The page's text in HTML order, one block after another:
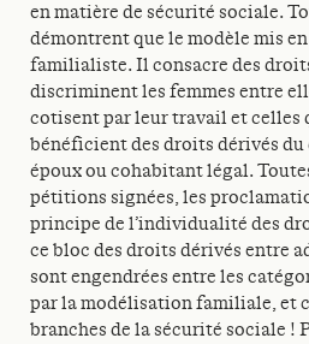
en matière de sécurité sociale.
démontrent que le modèle mis
familialiste. Il consacre des
discriminent les femmes entre
cotisent par leur travail et celles
bénéficient des droits dérivés
époux ou cohabitant légal.
pétitions signées, les
principe de l’individualité des
ce bloc des droits dérivés entre
sont engendrées entre les
par la modélisation familiale, et
branches de la sécurité sociale !